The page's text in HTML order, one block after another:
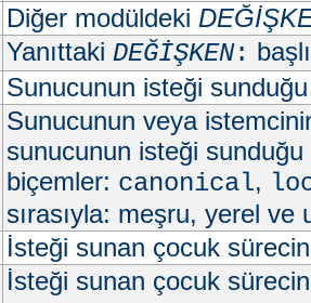
Diğer modüldeki
Yanıttaki DEĞİŞKEN:
Sunucunun isteği
Sunucunun veya
sunucunun isteği
biçemler: canonical,
sırasıyla: meşru, yerel ve
İsteği sunan çocuk
İsteği sunan çocuk